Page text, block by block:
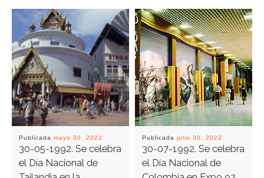
Publicada mayo 30, 2022
30-05-1992. Se celebra
el Día Nacional de
Publicada julio 30, 2022
30-07-1992. Se celebra
el Día Nacional de